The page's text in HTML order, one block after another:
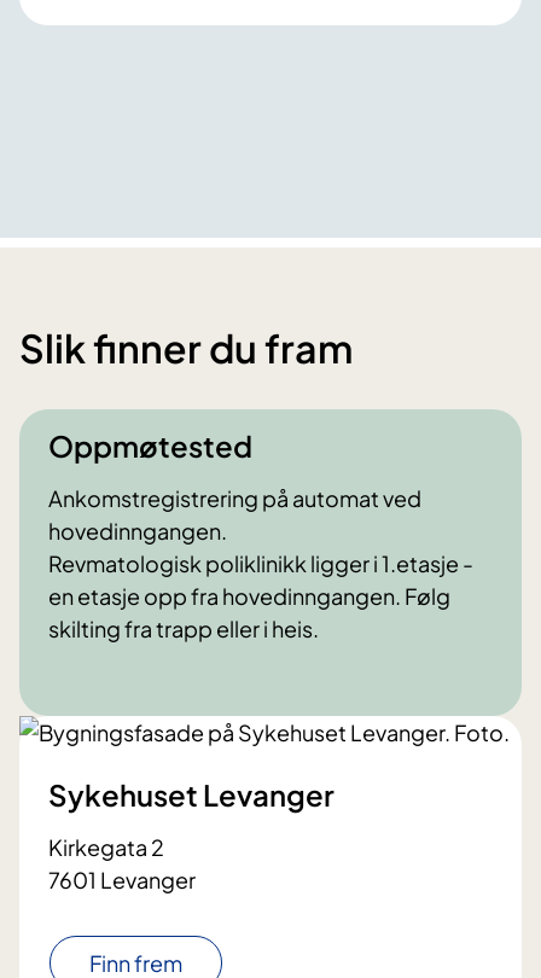
Slik finner du fram
Oppmøtested
Ankomstregistrering på automat ved
hovedinngangen.
Revmatologisk poliklinikk ligger i 1.etasje -
en etasje opp fra hovedinngangen. Følg
skilting fra trapp eller i heis.
Sykehuset Levanger
Kirkegata 2
7601 Levanger
Finn frem